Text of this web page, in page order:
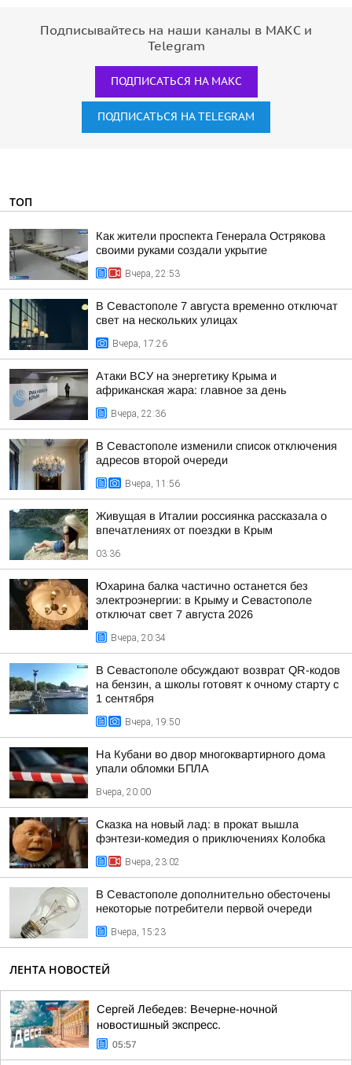
Подписывайтесь на наши каналы в МАКС и
Telegram
ПОДПИСАТЬСЯ НА МАКС
ПОДПИСАТЬСЯ НА TELEGRAM
ТОП
Как жители проспекта Генерала Острякова
своими руками создали укрытие
Вчера, 22:53
В Севастополе 7 августа временно отключат
свет на нескольких улицах
Вчера, 17:26
Атаки ВСУ на энергетику Крыма и
африканская жара: главное за день
Вчера, 22:36
В Севастополе изменили список отключения
адресов второй очереди
Вчера, 11:56
Живущая в Италии россиянка рассказала о
впечатлениях от поездки в Крым
03:36
Юхарина балка частично останется без
электроэнергии: в Крыму и Севастополе
отключат свет 7 августа 2026
Вчера, 20:34
В Севастополе обсуждают возврат QR-кодов
на бензин, а школы готовят к очному старту с
1 сентября
Вчера, 19:50
На Кубани во двор многоквартирного дома
упали обломки БПЛА
Вчера, 20:00
Сказка на новый лад: в прокат вышла
фэнтези-комедия о приключениях Колобка
Вчера, 23:02
В Севастополе дополнительно обесточены
некоторые потребители первой очереди
Вчера, 15:23
ЛЕНТА НОВОСТЕЙ
Сергей Лебедев: Вечерне-ночной
новостишный экспресс.
05:57